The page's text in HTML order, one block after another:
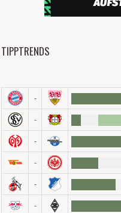
TIPPTRENDS
-
-
-
-
-
-